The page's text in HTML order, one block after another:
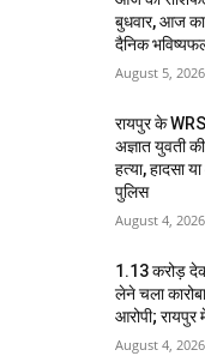
बुधवार, आज
दैनिक
August 5, 2026
रायपुर के WRS
अज्ञात युवती
हत्या, हादसा
पुलिस
August 4, 2026
1.13 करोड़
लेने चला
आरोपी;
August 4, 2026